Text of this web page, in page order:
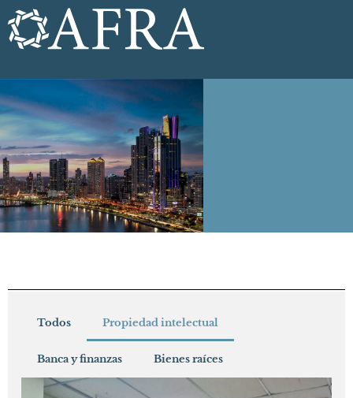
Todos Propiedad intelectual
Banca y finanzas Bienes raíces